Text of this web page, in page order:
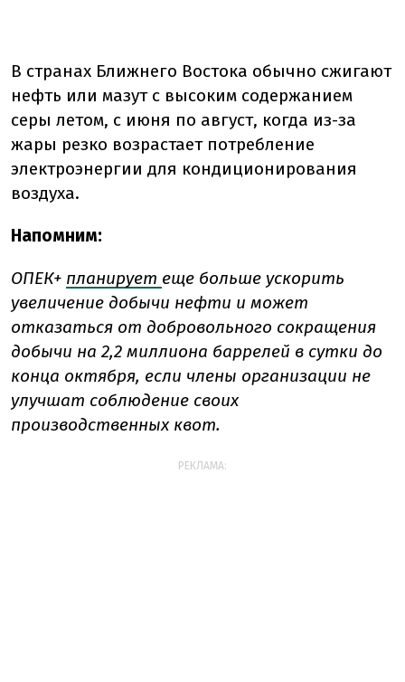
В странах Ближнего Востока обычно сжигают
нефть или мазут с высоким содержанием
серы летом, с июня по август, когда из-за
жары резко возрастает потребление
электроэнергии для кондиционирования
воздуха.
Напомним:
ОПЕК+ планирует еще больше ускорить
увеличение добычи нефти и может
отказаться от добровольного сокращения
добычи на 2,2 миллиона баррелей в сутки до
конца октября, если члены организации не
улучшат соблюдение своих
производственных квот.
РЕКЛАМА: